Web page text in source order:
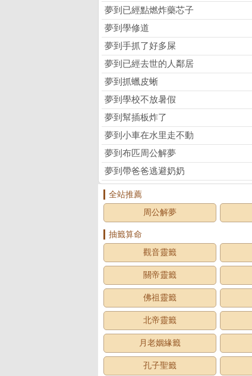
夢到已經點燃炸藥芯子
夢到學修道
夢到手抓了好多屎
夢到已經去世的人鄰居
夢到抓蠟皮蜥
夢到學校不放暑假
夢到幫插板炸了
夢到小車在水里走不動
夢到布匹周公解夢
夢到帶爸爸逃避奶奶
全站推薦
周公解夢
抽籤算命
觀音靈籤
關帝靈籤
佛祖靈籤
北帝靈籤
月老姻緣籤
孔子聖籤